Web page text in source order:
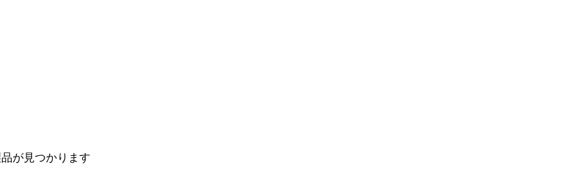
が見つかります